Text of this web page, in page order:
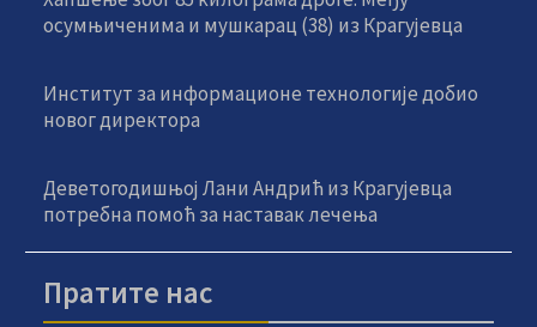
осумњиченима и мушкарац (38) из Крагујевца
Институт за информационе технологије добио
новог директора
Деветогодишњој Лани Андрић из Крагујевца
потребна помоћ за наставак лечења
Пратите нас